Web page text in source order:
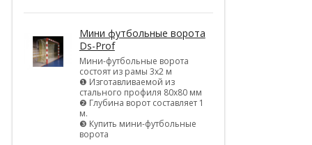
Мини футбольные ворота
Ds-Prof
Мини-футбольные ворота
состоят из рамы 3х2 м
❶ Изготавливаемой из
стального профиля 80х80 мм
❷ Глубина ворот составляет 1
м.
❸ Купить мини-футбольные
ворота